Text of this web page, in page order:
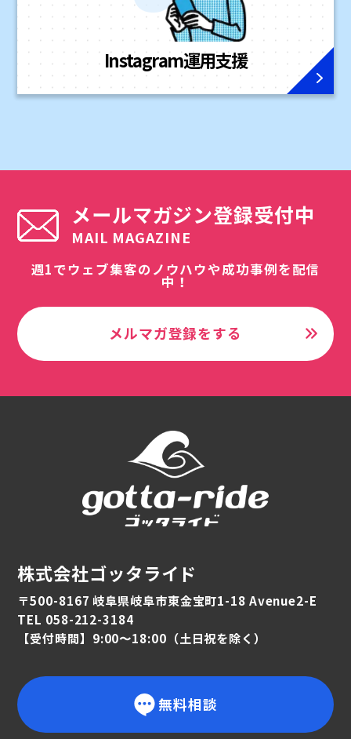
Instagram運用支援
メールマガジン登録受付中
MAIL MAGAZINE
週1でウェブ集客のノウハウや成功事例を配信
中！
メルマガ登録をする
株式会社ゴッタライド
〒500-8167 岐阜県岐阜市東金宝町1-18 Avenue2-E
TEL 058-212-3184
【受付時間】9:00〜18:00（土日祝を除く）
無料相談